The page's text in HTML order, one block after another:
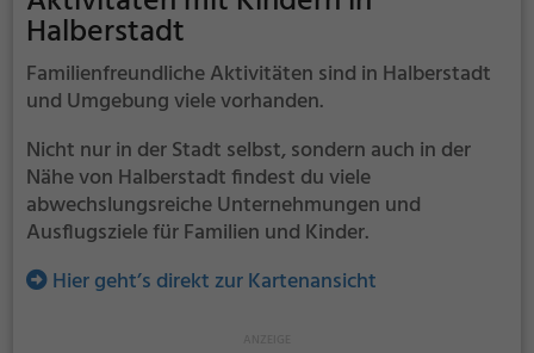
Halberstadt
Familienfreundliche Aktivitäten sind in Halberstadt
und Umgebung viele vorhanden.
Nicht nur in der Stadt selbst, sondern auch in der
Nähe von Halberstadt findest du viele
abwechslungsreiche Unternehmungen und
Ausflugsziele für Familien und Kinder.
Hier geht’s direkt zur Kartenansicht